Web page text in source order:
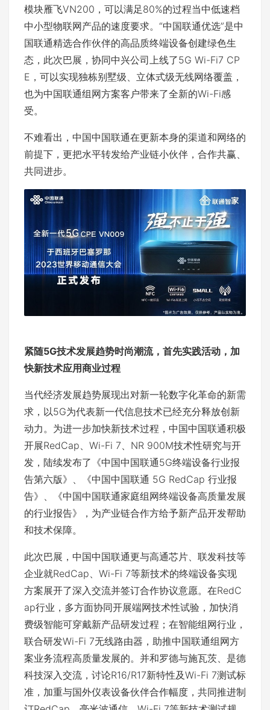
模块雁飞VN200，可以满足80%的过程当中低速档
中小型物联网产品的速度要求。“中国联通优选”是中
国联通精选合作伙伴的高品质终端设备创建绿色生
态，此次巴展，协同中兴公司上线了5G Wi-Fi7 CP
E，可以实现独栋别墅级、立体式级无线网络覆盖，
也为中国联通组网方案客户带来了全新的Wi-Fi感
受。
不难看出，中国中国联通在更新本身的渠道和网络的
前提下，更把水平转发给产业链小伙伴，合作共赢、
共同进步。
紧随5G技术发展趋势时尚潮流，首先实践活动，加
快新技术应用商业过程
当代经济发展趋势展现出对新一轮数字化革命的新需
求，以5G为代表新一代信息技术已经充分释放创新
动力。为进一步加快新技术过程，中国中国联通积极
开展RedCap、Wi-Fi 7、NR 900M技术性研究与开
发，陆续发布了《中国中国联通5G终端设备行业报
告第六版》、《中国中国联通 5G RedCap 行业报
告》、《中国中国联通家庭组网终端设备高质量发展
的行业报告》，为产业链合作方给予新产品开发帮助
和技术保障。
此次巴展，中国中国联通更与高通芯片、联发科技等
企业就RedCap、Wi-Fi 7等新技术的终端设备实现
方案展开了深入交流并签订合作协议意愿。在RedC
ap行业，多方面协同开展端网技术性试验，加快消
费级智能可穿戴新产品研发过程；在智能组网行业，
联合研发Wi-Fi 7无线路由器，助推中国联通组网方
案业务流程高质量发展的。并和罗德与施瓦茨、是德
科技深入交流，讨论R16/R17新特性及Wi-Fi 7测试标
准，加重与国外仪表设备伙伴合作幅度，共同推进制